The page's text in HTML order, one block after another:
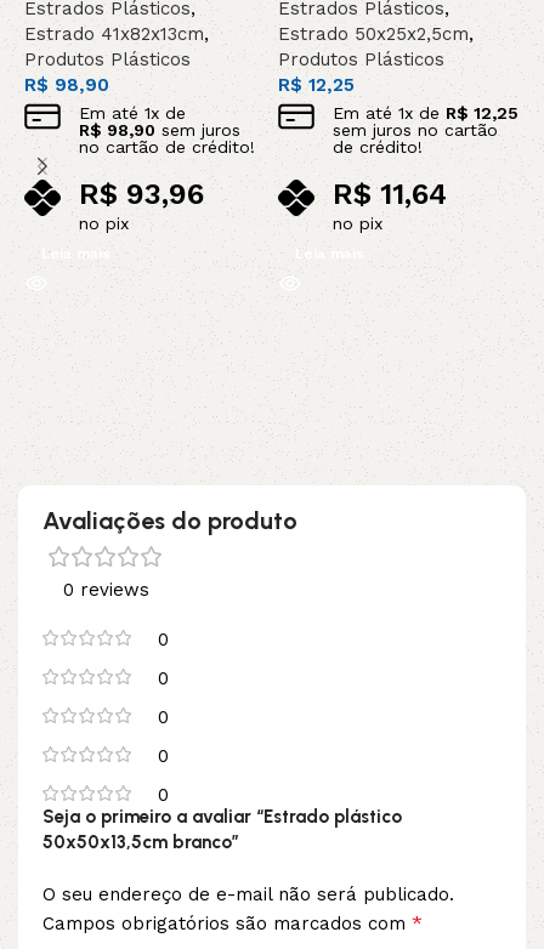
Estrados Plásticos,
Estrado 41x82x13cm,
Produtos Plásticos
R$ 98,90
Em até1x de
R$ 98,90 sem juros
no cartão de crédito!
R$93,96
no pix
Leia mais
Estrados Plásticos,
Estrado 50x25x2,5cm,
Produtos Plásticos
R$ 12,25
Em até 1x deR$ 12,25
sem juros no cartão
de crédito!
R$11,64
no pix
Leia mais
Avaliações do produto
0 reviews
0
0
0
0
0
Seja o primeiro a avaliar “Estrado plástico
50x50x13,5cm branco”
O seu endereço de e-mail não será publicado.
Campos obrigatórios são marcados com *